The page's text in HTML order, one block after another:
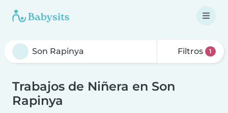
Filtros 1
Trabajos de Niñera en Son
Rapinya